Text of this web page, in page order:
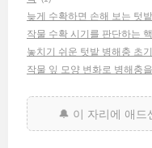
늦게 수확하면 손해 보는 텃
작물 수확 시기를 판단하는
놓치기 쉬운 텃밭 병해충 초
작물 잎 모양 변화로 병해충